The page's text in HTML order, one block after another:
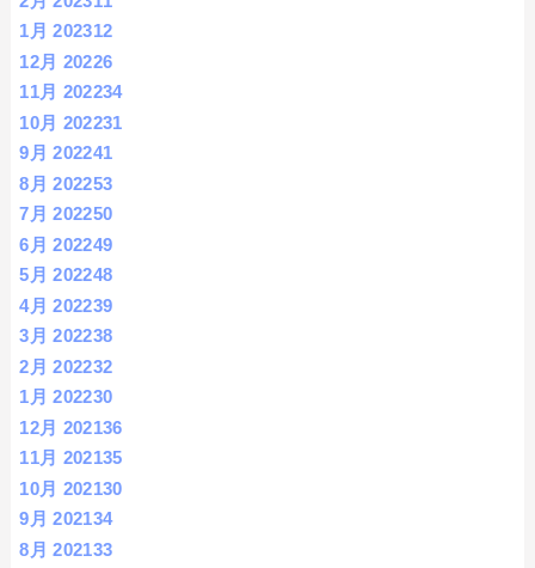
1月 202312
12月 20226
11月 202234
10月 202231
9月 202241
8月 202253
7月 202250
6月 202249
5月 202248
4月 202239
3月 202238
2月 202232
1月 202230
12月 202136
11月 202135
10月 202130
9月 202134
8月 202133